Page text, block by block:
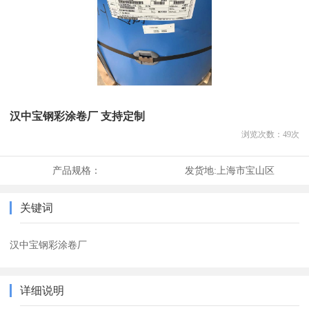
汉中宝钢彩涂卷厂 支持定制
浏览次数： 49次
产品规格： 发货地: 上海市宝山区
关键词
汉中宝钢彩涂卷厂
详细说明